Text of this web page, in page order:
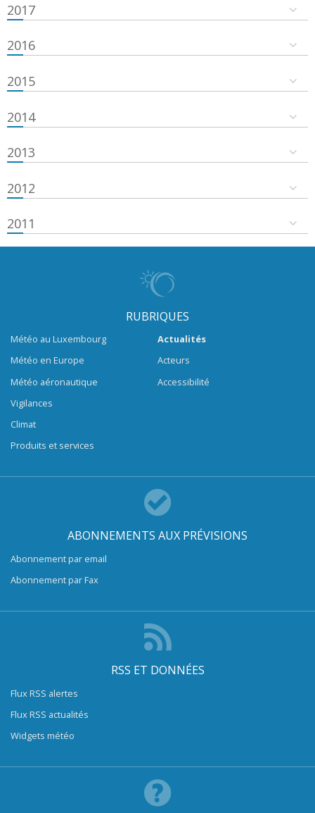
2017
2016
2015
2014
2013
2012
2011
RUBRIQUES
Météo au Luxembourg
Météo en Europe
Météo aéronautique
Vigilances
Climat
Produits et services
Actualités
Acteurs
Accessibilité
ABONNEMENTS AUX PRÉVISIONS
Abonnement par email
Abonnement par Fax
RSS ET DONNÉES
Flux RSS alertes
Flux RSS actualités
Widgets météo